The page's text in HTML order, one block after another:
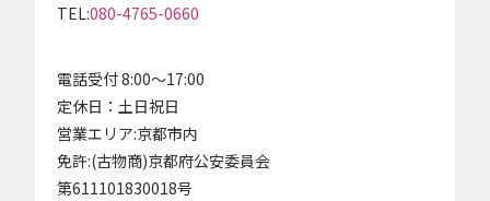
TEL:080-4765-0660
電話受付 8:00～17:00
定休日：土日祝日
営業エリア:京都市内
免許:(古物商)京都府公安委員会
第611101830018号